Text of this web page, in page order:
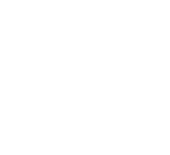
전 사단장 항소심도 징역 3년 선고
50대 남성 구속 송치
"…구윤철, 쪽방촌 폭염 대응상황 점검
7배 늘었다...폭염 대책비는 8.6배 증가
'유로화 팔아 엔화 부양' 사후 통보만